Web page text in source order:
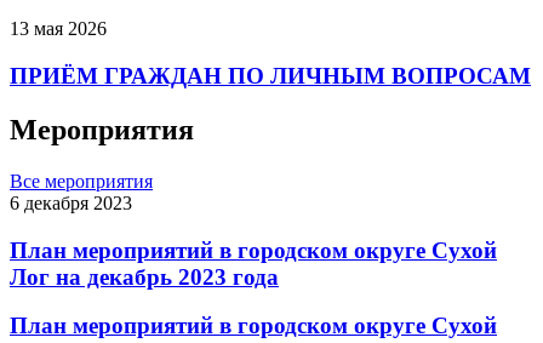
13 мая 2026
ПРИЁМ ГРАЖДАН ПО ЛИЧНЫМ ВОПРОСАМ
Мероприятия
Все мероприятия
6 декабря 2023
План мероприятий в городском округе Сухой
Лог на декабрь 2023 года
План мероприятий в городском округе Сухой